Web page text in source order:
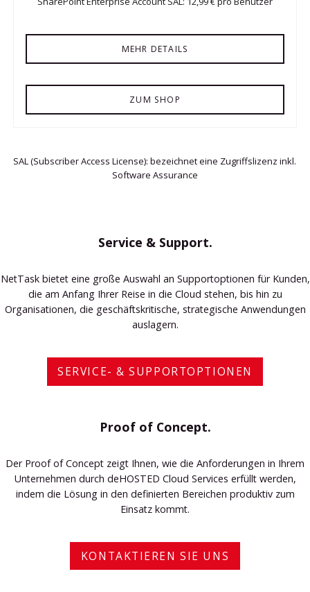
MEHR DETAILS
ZUM SHOP
SAL (Subscriber Access License): bezeichnet eine Zugriffslizenz inkl.
Software Assurance
Service & Support.
NetTask bietet eine große Auswahl an Supportoptionen für Kunden,
die am Anfang Ihrer Reise in die Cloud stehen, bis hin zu
Organisationen, die geschäftskritische, strategische Anwendungen
auslagern.
SERVICE- & SUPPORTOPTIONEN
Proof of Concept.
Der Proof of Concept zeigt Ihnen, wie die Anforderungen in Ihrem
Unternehmen durch deHOSTED Cloud Services erfüllt werden,
indem die Lösung in den definierten Bereichen produktiv zum
Einsatz kommt.
KONTAKTIEREN SIE UNS